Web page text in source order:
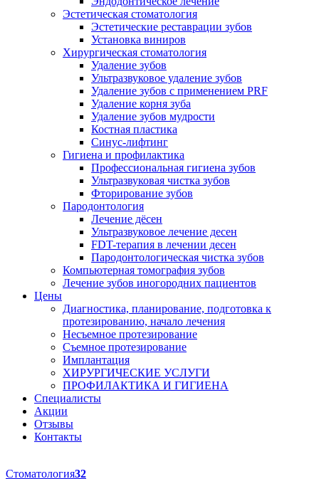
Эстетическая стоматология
Эстетические реставрации зубов
Установка виниров
Хирургическая стоматология
Удаление зубов
Ультразвуковое удаление зубов
Удаление зубов с применением PRF
Удаление корня зуба
Удаление зубов мудрости
Костная пластика
Синус-лифтинг
Гигиена и профилактика
Профессиональная гигиена зубов
Ультразвуковая чистка зубов
Фторирование зубов
Пародонтология
Лечение дёсен
Ультразвуковое лечение десен
FDT-терапия в лечении десен
Пародонтологическая чистка зубов
Компьютерная томография зубов
Лечение зубов иногородних пациентов
Цены
Диагностика, планирование, подготовка к
протезированию, начало лечения
Несъемное протезирование
Съемное протезирование
Имплантация
ХИРУРГИЧЕСКИЕ УСЛУГИ
ПРОФИЛАКТИКА И ГИГИЕНА
Специалисты
Акции
Отзывы
Контакты
Стоматология32